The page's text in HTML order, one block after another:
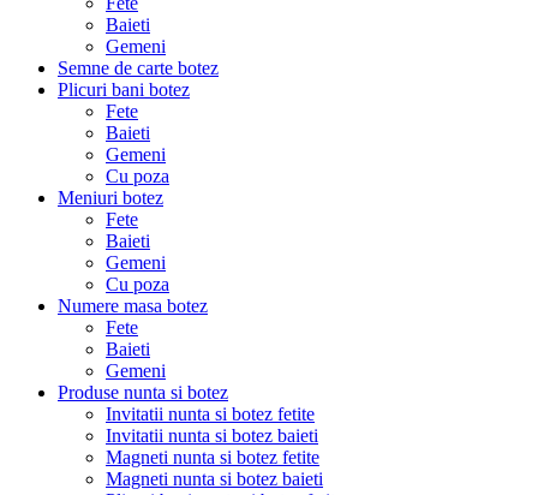
Baieti
Gemeni
Semne de carte botez
Plicuri bani botez
Fete
Baieti
Gemeni
Cu poza
Meniuri botez
Fete
Baieti
Gemeni
Cu poza
Numere masa botez
Fete
Baieti
Gemeni
Produse nunta si botez
Invitatii nunta si botez fetite
Invitatii nunta si botez baieti
Magneti nunta si botez fetite
Magneti nunta si botez baieti